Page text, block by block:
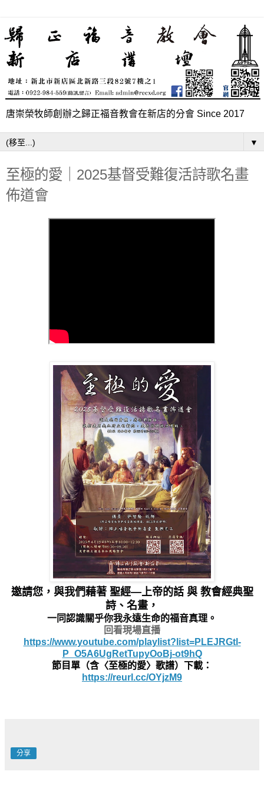
唐崇榮牧師創辦之歸正福音教會在新店的分會 Since 2017
▼
至極的愛｜2025基督受難復活詩歌名畫
佈道會
邀請您，與我們藉著 聖經—上帝的話 與 教會經典聖
詩、名畫，
一同認識關乎你我永遠生命的福音真理。
回看現場直播
https://www.youtube.com/playlist?list=PLEJRGtl-
P_O5A6UgRetTupyOoBj-ot9hQ
節目單（含〈至極的愛〉歌譜）下載：
https://reurl.cc/OYjzM9
分享